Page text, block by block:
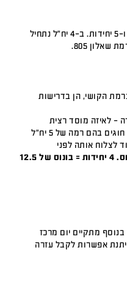
אנקורי מציעה קורסים ברמה של 3, 4 ו-5 יחידות. ב-4 יח"ל נתחיל
– הן ברמת הקושי, הן בדרישות
– לאיזה מוסד רצית
להתקבל, לאיזה חוג ופקולטה וכו'. יש חוגים בהם רמה של 5 יח"ל
לצלוח אותה לפני
בנוסף, יש את עניין הבונוס. 4 יחידות = בונוס של 12.5
בנוסף מתקיים יום מרכז
אפשרות לקבל עזרה